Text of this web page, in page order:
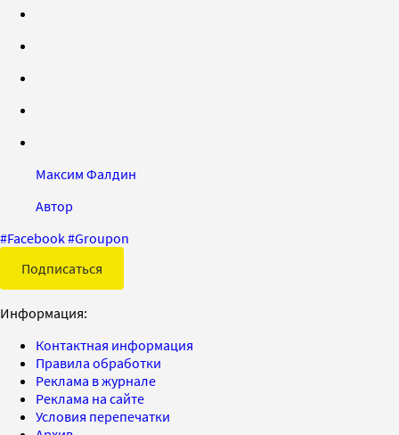
Максим Фалдин
Автор
#Facebook#Groupon
Подписаться
Информация:
Контактная информация
Правила обработки
Реклама в журнале
Реклама на сайте
Условия перепечатки